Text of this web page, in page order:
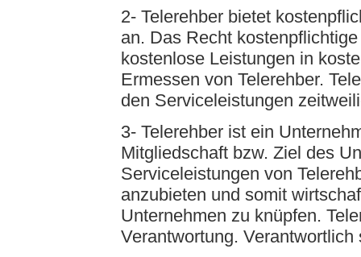
2- Telerehber bietet
an. Das Recht
kostenlose Leistungen in
Ermessen von Telerehber.
den Serviceleistungen
3- Telerehber ist ein
Mitgliedschaft bzw. Ziel des
Serviceleistungen von
anzubieten und somit
Unternehmen zu knüpfen.
Verantwortung.